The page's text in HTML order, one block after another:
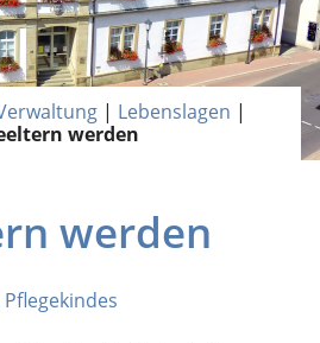
| Lebenslagen |
werden
werden